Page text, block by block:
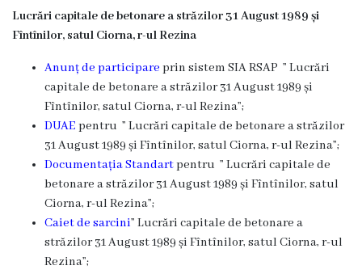
Lucrări capitale de betonare a străzilor 31 August 1989 și
Fîntînilor, satul Ciorna, r-ul Rezina
Anunț de participare prin sistem SIA RSAP ” Lucrări
capitale de betonare a străzilor 31 August 1989 și
Fîntînilor, satul Ciorna, r-ul Rezina”;
DUAE pentru ” Lucrări capitale de betonare a străzilor
31 August 1989 și Fîntînilor, satul Ciorna, r-ul Rezina”;
Documentația Standartpentru ” Lucrări capitale de
betonare a străzilor 31 August 1989 și Fîntînilor, satul
Ciorna, r-ul Rezina”;
Caiet de sarcini” Lucrări capitale de betonare a
străzilor 31 August 1989 și Fîntînilor, satul Ciorna, r-ul
Rezina”;